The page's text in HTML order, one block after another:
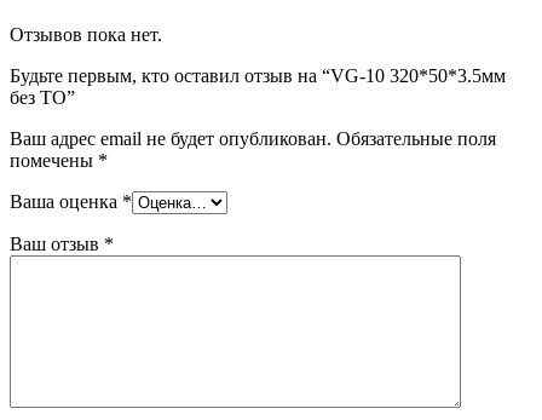
Отзывов пока нет.
Будьте первым, кто оставил отзыв на “VG-10 320*50*3.5мм
без ТО”
Ваш адрес email не будет опубликован. Обязательные поля
помечены *
Ваша оценка *
Ваш отзыв *